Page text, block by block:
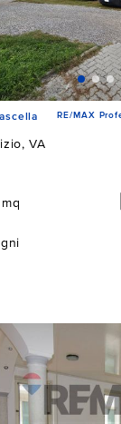
RE/MAX
VA